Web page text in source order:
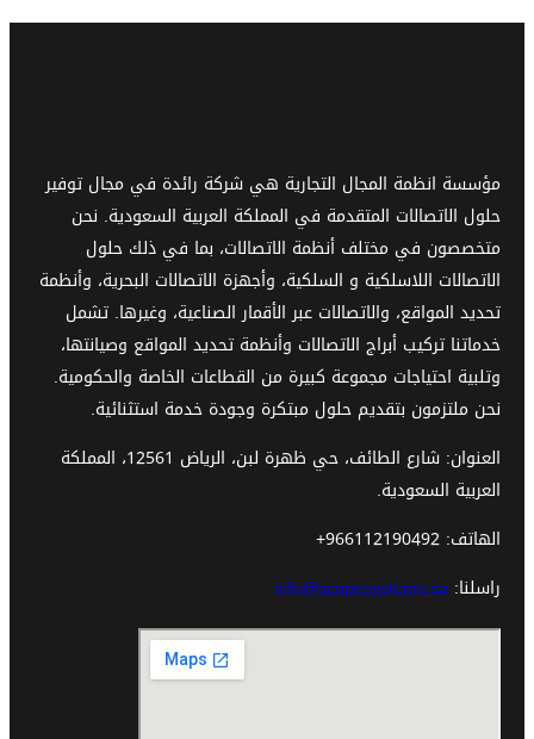
مؤسسة انظمة المجال التجارية هي شركة رائدة في مجال توفير
حلول الاتصالات المتقدمة في المملكة العربية السعودية. نحن
متخصصون في مختلف أنظمة الاتصالات، بما في ذلك حلول
الاتصالات اللاسلكية و السلكية، وأجهزة الاتصالات البحرية، وأنظمة
تحديد المواقع، والاتصالات عبر الأقمار الصناعية، وغيرها. تشمل
خدماتنا تركيب أبراج الاتصالات وأنظمة تحديد المواقع وصيانتها،
وتلبية احتياجات مجموعة كبيرة من القطاعات الخاصة والحكومية.
نحن ملتزمون بتقديم حلول مبتكرة وجودة خدمة استثنائية.
العنوان: شارع الطائف، حي ظهرة لبن، الرياض 12561، المملكة
العربية السعودية.
الهاتف: 966112190492+
راسلنا:info@scopesystems.sa